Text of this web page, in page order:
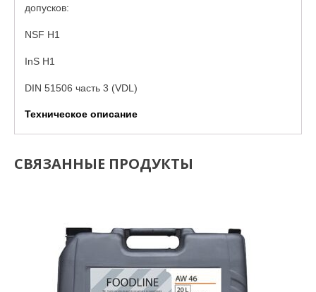
допусков:
NSF H1
InS H1
DIN 51506 часть 3 (VDL)
Техническое описание
СВЯЗАННЫЕ ПРОДУКТЫ